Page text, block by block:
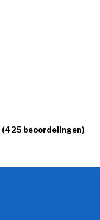
(425 beoordelingen)